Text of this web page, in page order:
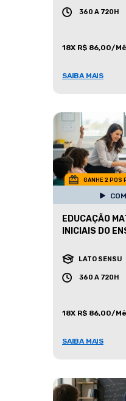
360 A 720H
18X R$ 86,00/
SAIBA MAIS
GANHE 2 POS
EDUCAÇÃO
INICIAIS DO
LATO SENSU
360 A 720H
18X R$ 86,00/
SAIBA MAIS